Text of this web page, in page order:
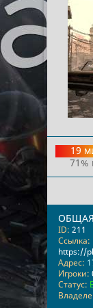
19
71%
ID: 211
Ссылка:
https://
Адрес:
Игроки:
Статус: